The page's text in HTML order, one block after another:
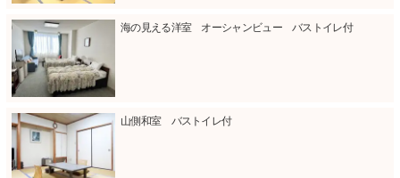
海の見える洋室 オーシャンビュー バストイレ付
山側和室 バストイレ付